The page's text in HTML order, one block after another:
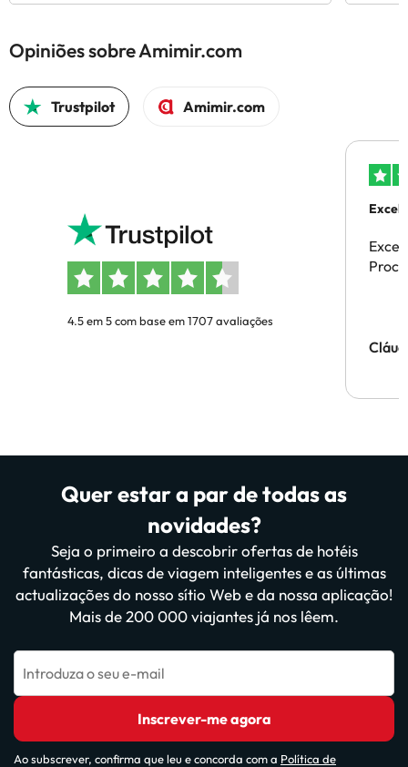
Opiniões sobre Amimir.com
Trustpilot Amimir.com
4.5 em 5 com base em 1707 avaliações
Quer estar a par de todas as
novidades?
Seja o primeiro a descobrir ofertas de hotéis
fantásticas, dicas de viagem inteligentes e as últimas
actualizações do nosso sítio Web e da nossa aplicação!
Mais de 200 000 viajantes já nos lêem.
Introduza o seu e-mail
Inscrever-me agora
Ao subscrever, confirma que leu e concorda com a Política de